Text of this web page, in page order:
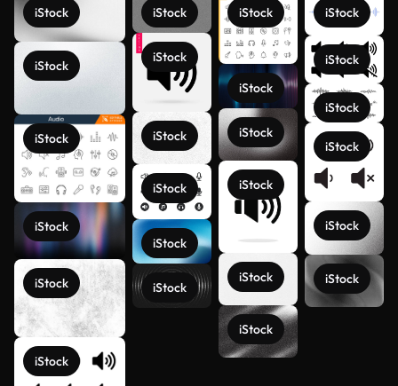
iStock
iStock
iStock
iStock
iStock
iStock
iStock
iStock
iStock
iStock
iStock
iStock
iStock
iStock
iStock
iStock
iStock
iStock
iStock
iStock
iStock
iStock
iStock
iStock